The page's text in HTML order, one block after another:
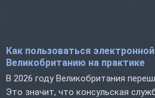
Как пользоваться
Великобританию на практике
В 2026 году Великобритания
Это значит, что консульская